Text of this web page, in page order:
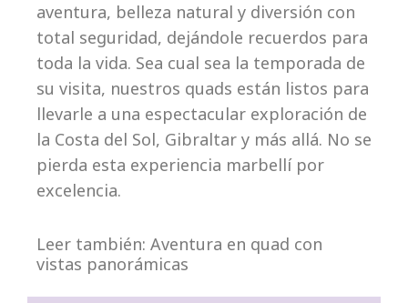
aventura, belleza natural y diversión con
total seguridad, dejándole recuerdos para
toda la vida. Sea cual sea la temporada de
su visita, nuestros quads están listos para
llevarle a una espectacular exploración de
la Costa del Sol, Gibraltar y más allá. No se
pierda esta experiencia marbellí por
excelencia.
Leer también: Aventura en quad con
vistas panorámicas